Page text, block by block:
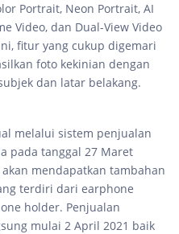
Portrait, Neon Portrait, AI
Video, dan Dual-View Video
fitur yang cukup digemari
foto kekinian dengan
dan latar belakang.
melalui sistem penjualan
pada tanggal 27 Maret
mendapatkan tambahan
terdiri dari earphone
holder. Penjualan
mulai 2 April 2021 baik